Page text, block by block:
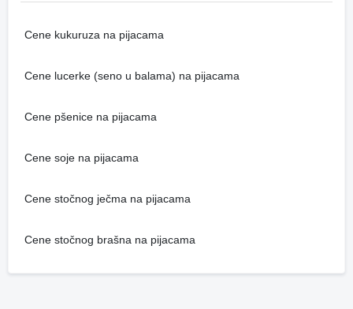
Cene kukuruza na pijacama
Cene lucerke (seno u balama) na pijacama
Cene pšenice na pijacama
Cene soje na pijacama
Cene stočnog ječma na pijacama
Cene stočnog brašna na pijacama